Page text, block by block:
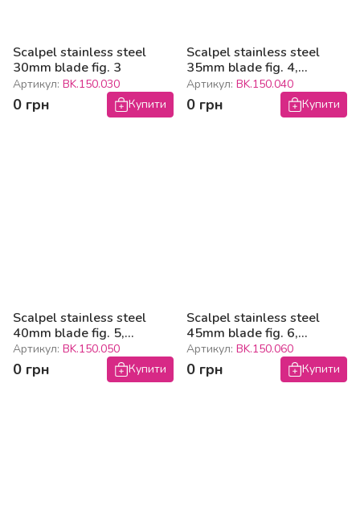
Scalpel stainless steel
30mm blade fig. 3
Артикул: BK.150.030
0 грн Купити
Scalpel stainless steel
35mm blade fig. 4,
150mm
Артикул: BK.150.040
0 грн Купити
Scalpel stainless steel
40mm blade fig. 5,
160mm
Артикул: BK.150.050
0 грн Купити
Scalpel stainless steel
45mm blade fig. 6,
165mm
Артикул: BK.150.060
0 грн Купити